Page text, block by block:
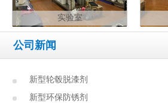
实验室
公司新闻
新型轮毂脱漆剂
新型环保防锈剂